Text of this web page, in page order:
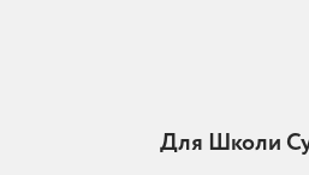
Для Школи